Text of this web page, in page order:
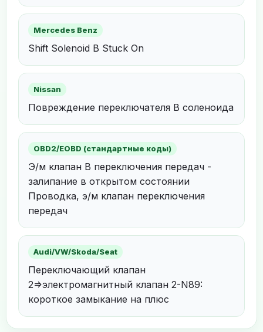
Mercedes Benz
Shift Solenoid B Stuck On
Nissan
Повреждение переключателя B соленоида
OBD2/EOBD (стандартные коды)
Э/м клапан В переключения передач -
залипание в открытом состоянии
Проводка, э/м клапан переключения
передач
Audi/VW/Skoda/Seat
Переключающий клапан
2=>электромагнитный клапан 2-N89:
короткое замыкание на плюс